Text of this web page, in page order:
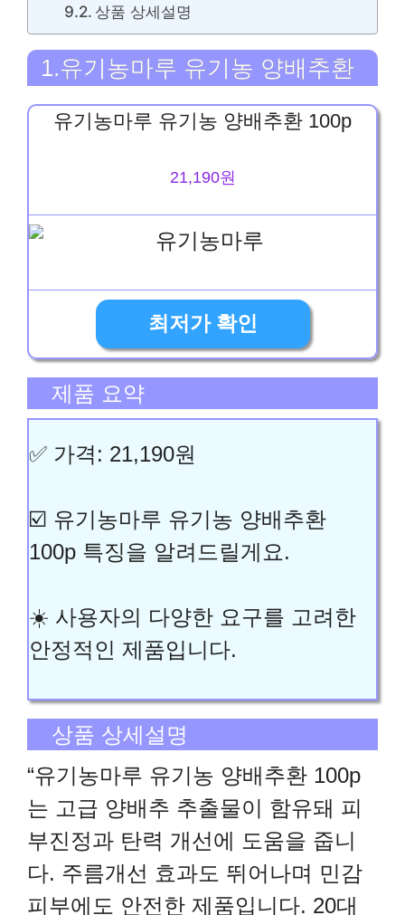
상품 상세설명
1.유기농마루 유기농 양배추환
유기농마루 유기농 양배추환 100p
21,190원
최저가 확인
제품 요약
✅ 가격: 21,190원
☑️ 유기농마루 유기농 양배추환
100p 특징을 알려드릴게요.
☀️ 사용자의 다양한 요구를 고려한
안정적인 제품입니다.
상품 상세설명
“유기농마루 유기농 양배추환 100p
는 고급 양배추 추출물이 함유돼 피
부진정과 탄력 개선에 도움을 줍니
다. 주름개선 효과도 뛰어나며 민감
피부에도 안전한 제품입니다. 20대